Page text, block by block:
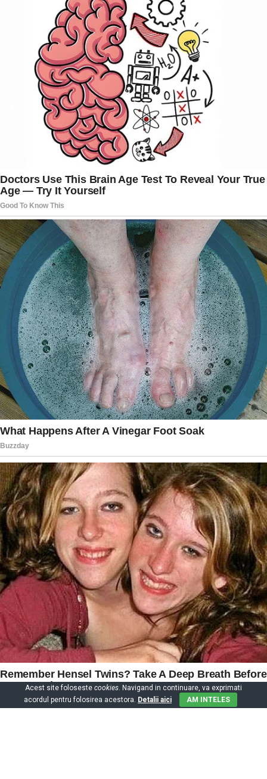
Acest site foloseste cookies. Navigand in continuare, va exprimati
acordul pentru folosirea acestora. Detalii aici AM INTELES